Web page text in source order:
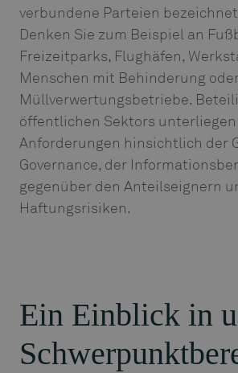
verbundene Parteien
Denken Sie zum Beispiel an
Freizeitparks, Flughäfen,
Menschen mit Behinderung
Müllverwertungsbetriebe.
öffentlichen Sektors
Anforderungen hinsichtlich der
Governance, der
gegenüber den Anteilseignern
Haftungsrisiken.
Ein Einblick in